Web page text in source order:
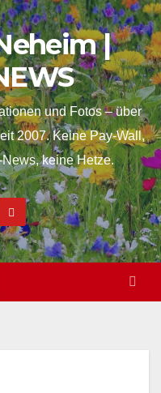
|
und Fotos – über
2007. Keine Pay-Wall,
keine Hetze.